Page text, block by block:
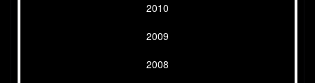
2010
2009
2008